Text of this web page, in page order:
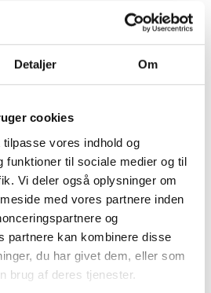
Detaljer Om
cookies
vores indhold og
funktioner til sociale medier og til
Vi deler også oplysninger om
med vores partnere inden
og
partnere kan kombinere disse
du har givet dem, eller som
brug af deres tjenester.
Servicen er helt i top,
De tog sig god tid til at
følte mig aldrig presset til